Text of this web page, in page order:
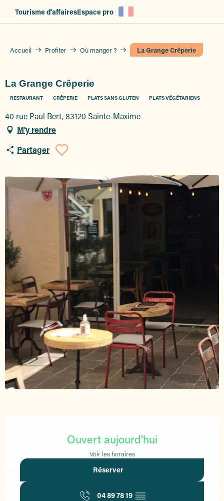
Tourisme d'affairesEspace pro
Accueil Profiter Où manger ? La Grange Crêperie
La Grange Crêperie
RESTAURANT CRÊPERIE PLATS SANS GLUTEN PLATS VÉGÉTARIENS
40 rue Paul Bert, 83120 Sainte-Maxime
M'y rendre
Partager
Ajouter aux favoris
Ouvert aujourd'hui
Voir les horaires
Réserver
04 89 78 19 ▒▒